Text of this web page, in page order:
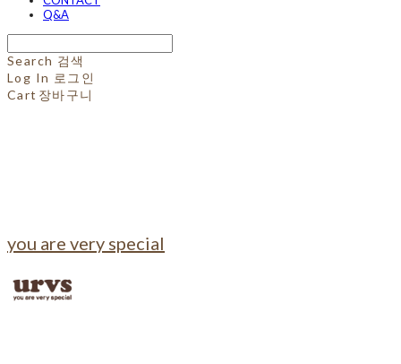
Q&A
Search 검색
Log In 로그인
Cart 장바구니
you are very special